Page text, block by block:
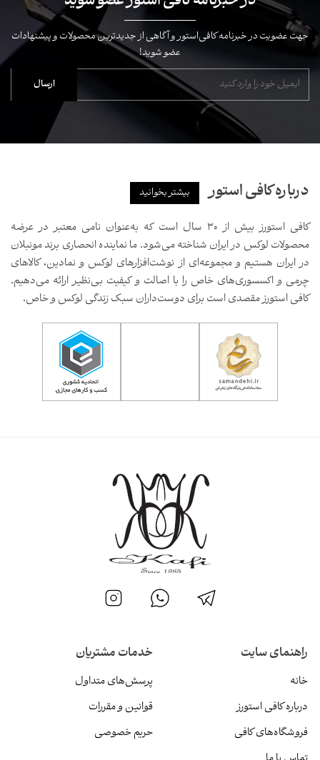
جهت عضویت در خبرنامه کافی‌استور و آگاهی از جدیدترین محصولات و پیشنهادات
عضو شوید!
درباره کافی استور بیشتر بخوانید
کافی استورز بیش از ۳۰ سال است که به‌عنوان نامی معتبر در عرضه
محصولات لوکس در ایران شناخته می‌شود. ما نماینده انحصاری برند مونبلان
در ایران هستیم و مجموعه‌ای از نوشت‌افزارهای لوکس و نمادین، کالاهای
چرمی و اکسسوری‌های خاص را با اصالت و کیفیت بی‌نظیر ارائه می‌دهیم.
کافی استورز مقصدی است برای دوست‌داران سبک زندگی لوکس و خاص.
راهنمای سایت
خانه
درباره کافی استورز
فروشگاه‌های کافی
خدمات مشتریان
پرسش‌های متداول
قوانین و مقررات
حریم خصوصی